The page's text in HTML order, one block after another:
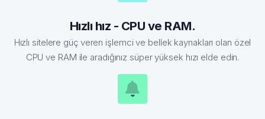
Hızlı hız - CPU ve RAM.
Hızlı sitelere güç veren işlemci ve bellek kaynakları olan özel
CPU ve RAM ile aradığınız süper yüksek hızı elde edin.